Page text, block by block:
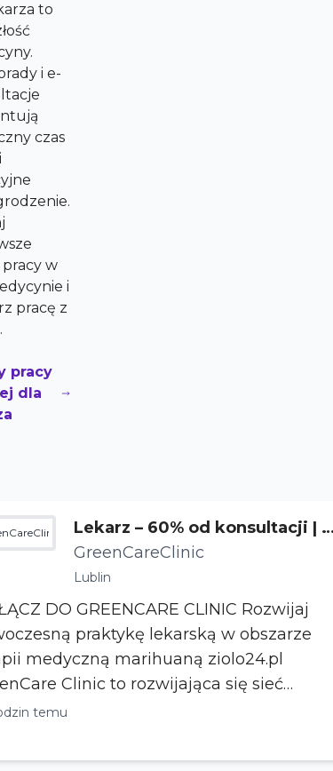
to
i e-
czas
w
i
pracę z
pracy
dla
Lekarz – 60% od konsultacji | n
owoczesna terapia
GreenCareClinic
Lublin
DO GREENCARE CLINIC Rozwijaj
praktykę lekarską w obszarze
medyczną marihuaną ziolo24.pl
Clinic to rozwijająca się sieć
spec...
temu